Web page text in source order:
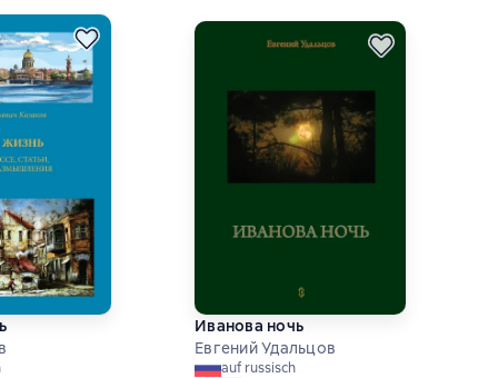
Иванова ночь
Евгений Удальцов
auf russisch